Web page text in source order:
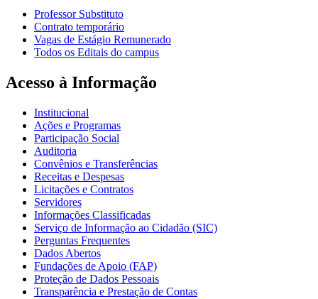
Professor Substituto
Contrato temporário
Vagas de Estágio Remunerado
Todos os Editais do campus
Acesso à Informação
Institucional
Ações e Programas
Participação Social
Auditoria
Convênios e Transferências
Receitas e Despesas
Licitações e Contratos
Servidores
Informações Classificadas
Serviço de Informação ao Cidadão (SIC)
Perguntas Frequentes
Dados Abertos
Fundações de Apoio (FAP)
Proteção de Dados Pessoais
Transparência e Prestação de Contas